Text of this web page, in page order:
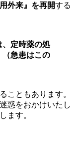
外来』を再開する
、定時薬の処
（急患はこの
こともあります。
惑をおかけいたし
ます。